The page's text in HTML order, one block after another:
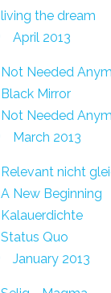
living the dream
April 2013
Not Needed
Black Mirror
Not Needed
March 2013
Relevant nicht
A New Beginning
Kalauerdichte
Status Quo
January 2013